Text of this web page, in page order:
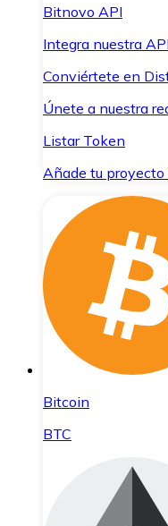
Bitnovo API
Integra nuestra
Conviértete en
Únete a nuestra
Listar Token
Añade tu proyecto
Bitcoin
BTC